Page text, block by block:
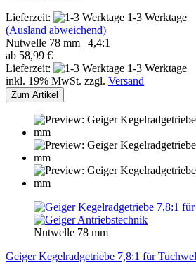
Lieferzeit:
1-3 Werktage
(Ausland abweichend)
Nutwelle 78 mm | 4,4:1
ab 58,99 €
Lieferzeit:
1-3 Werktage
inkl. 19% MwSt. zzgl. Versand
Zum Artikel
Nutwelle 78 mm
Geiger Kegelradgetriebe 7,8:1 für